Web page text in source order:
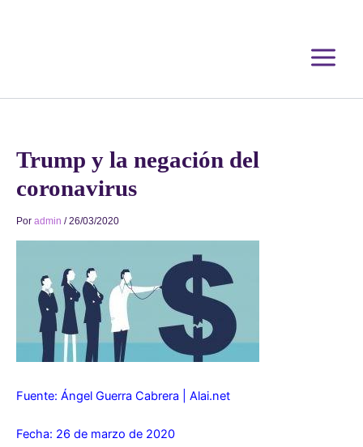
Trump y la negación del
coronavirus
Por admin /26/03/2020
Fuente: Ángel Guerra Cabrera | Alai.net
Fecha: 26 de marzo de 2020